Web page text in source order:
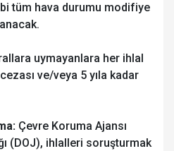
tüm hava durumu modifiye
uymayanlara her ihlal
ve/veya 5 yıla kadar
Çevre Koruma Ajansı
(DOJ), ihlalleri soruşturmak